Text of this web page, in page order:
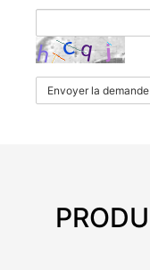
Envoyer la demande